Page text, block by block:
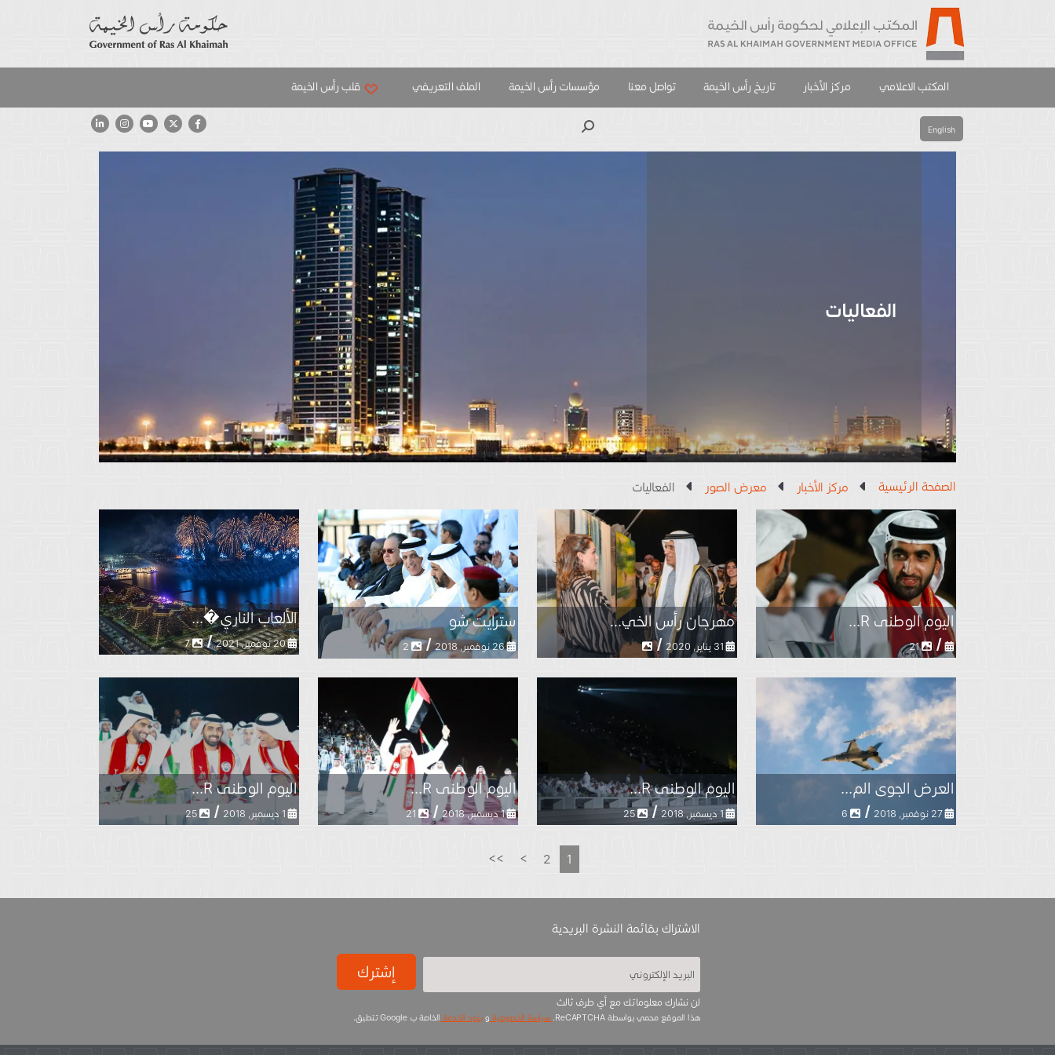
المكتب الاعلامي مركز الأخبار تاريخ رأس الخيمة تواصل معنا مؤسسات رأس الخيمة الملف التعريفي قلب رأس الخيمة
English
الفعاليات
الصفحة الرئيسية مركز الأخبار معرض الصور الفعاليات
اليوم الوطنى R...
/
21
مهرجان رأس الخي...
31 يناير, 2020 /
سترايت شو
26 نوفمبر, 2018 /
2
الألعاب الناري�...
20 نوفمبر, 2021 /
7
العرض الجوى الم...
27 نوفمبر, 2018 /
6
اليوم الوطنى R...
1 ديسمبر, 2018 /
25
اليوم الوطنى R...
1 ديسمبر, 2018 /
21
اليوم الوطنى R...
1 ديسمبر, 2018 /
25
1
2
>
>>
الاشتراك بقائمة النشرة البريدية
لن نشارك معلوماتك مع أي طرف ثالث
إشترك
هذا الموقع محمي بواسطة ReCAPTCHA. سياسة الخصوصية وبنود الخدمة الخاصة ب Google تتطبق.